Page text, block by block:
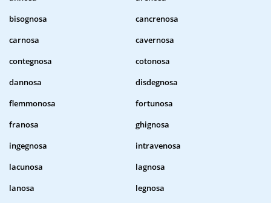
bisognosa
cancrenosa
carnosa
cavernosa
contegnosa
cotonosa
dannosa
disdegnosa
flemmonosa
fortunosa
franosa
ghignosa
ingegnosa
intravenosa
lacunosa
lagnosa
lanosa
legnosa